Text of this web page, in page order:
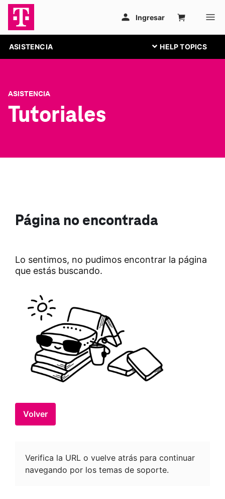
ASISTENCIA
ASISTENCIA
Tutoriales